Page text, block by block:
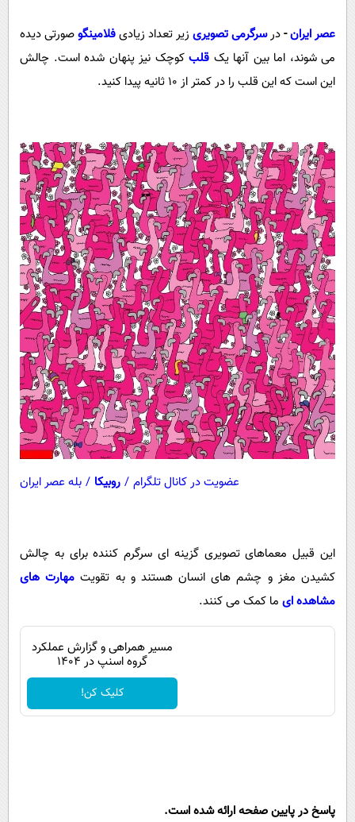
فناوری
گوناگون
سلامت
فرهنگی
بین الملل
اجتماعی
حیات وحش
سیاست خارجی
روانشناسی
آشپزی
عصر ایران-درسرگرمی تصویری زیر تعداد زیادیفلامینگوصورتی دیده
می شوند، اما بین آنها یک قلب کوچک نیز پنهان شده است. چالش
این است که این قلب را در کمتر از 10 ثانیه پیدا کنید.
عضویت در کانال تلگرام / روبیکا / بله عصر ایران
این قبیل معماهای تصویری گزینه ای سرگرم کننده برای به چالش
کشیدن مغز و چشم های انسان هستند و به تقویت مهارت های
مشاهده ای ما کمک می کنند.
مسیر همراهی و گزارش عملکرد
گروه اسنپ در ۱۴۰۴
کلیک کن!
پاسخ در پایین صفحه ارائه شده است.